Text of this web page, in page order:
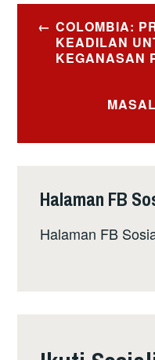
Post
navigation
COLOMBIA:
KEADILAN
KEGANASAN
Halaman FB
Halaman FB